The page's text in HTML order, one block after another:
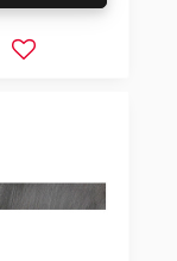
Lägg till i